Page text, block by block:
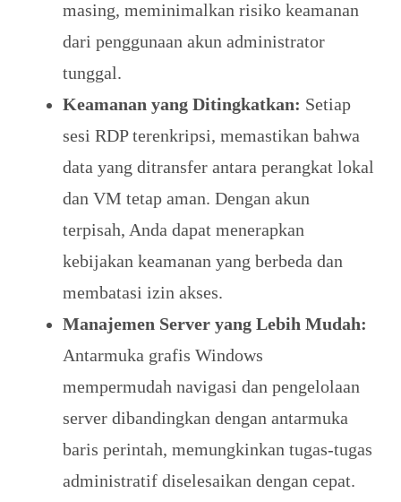
masing, meminimalkan risiko keamanan
dari penggunaan akun administrator
tunggal.
Keamanan yang Ditingkatkan: Setiap
sesi RDP terenkripsi, memastikan bahwa
data yang ditransfer antara perangkat lokal
dan VM tetap aman. Dengan akun
terpisah, Anda dapat menerapkan
kebijakan keamanan yang berbeda dan
membatasi izin akses.
Manajemen Server yang Lebih Mudah:
Antarmuka grafis Windows
mempermudah navigasi dan pengelolaan
server dibandingkan dengan antarmuka
baris perintah, memungkinkan tugas-tugas
administratif diselesaikan dengan cepat.